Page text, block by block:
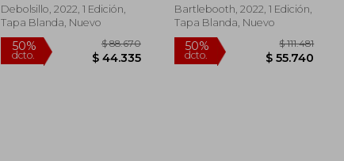
Debolsillo, 2022, 1 Edición,
Tapa Blanda, Nuevo
Bartlebooth, 2022, 1 Edición,
Tapa Blanda, Nuevo